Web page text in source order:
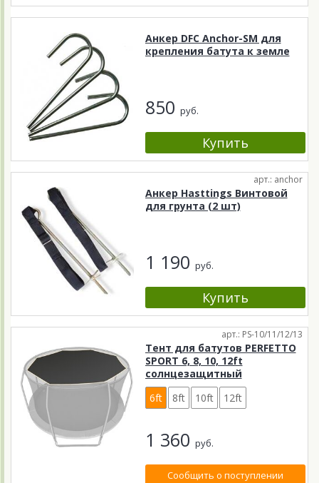
Анкер DFC Anchor-SM для
крепления батута к земле
850 руб.
арт.: anchor
Анкер Hasttings Винтовой
для грунта (2 шт)
1 190 руб.
арт.: PS-10/11/12/13
Тент для батутов PERFETTO
SPORT 6, 8, 10, 12ft
солнцезащитный
6ft
8ft 10ft 12ft
1 360 руб.
Сообщить о поступлении